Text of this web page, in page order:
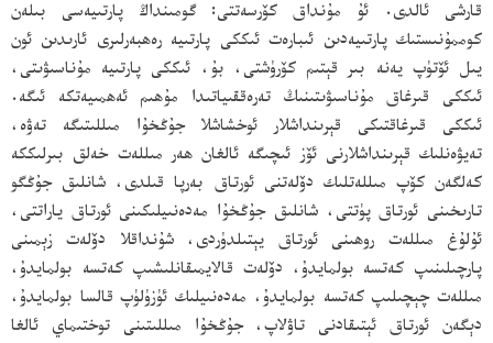
قارشى ئالدى. ئۇ مۇنداق كۆرسەتتى: گومىنداڭ پارتىيەسى بىلەن
كوممۇنىستىك پارتىيەدىن ئىبارەت ئىككى پارتىيە رەھبەرلىرى ئارىدىن ئون
يىل ئۆتۈپ يەنە بىر قېتىم كۆرۈشتى، بۇ، ئىككى پارتىيە مۇناسىۋىتى،
ئىككى قىرغاق مۇناسىۋىتىنىڭ تەرەققىياتىدا مۇھىم ئەھمىيەتكە ئىگە.
ئىككى قىرغاقتىكى قېرىنداشلار ئوخشاشلا جۇڭخۇا مىللىتىگە تەۋە،
تەيۋەنلىك قېرىنداشلارنى ئۆز ئىچىگە ئالغان ھەر مىللەت خەلق بىرلىككە
كەلگەن كۆپ مىللەتلىك دۆلەتنى ئورتاق بەرپا قىلدى، شانلىق جۇڭگو
تارىخىنى ئورتاق پۈتتى، شانلىق جۇڭخۇا مەدەنىيلىكىنى ئورتاق ياراتتى،
ئۇلۇغ مىللەت روھىنى ئورتاق يېتىلدۈردى، شۇنداقلا دۆلەت زېمىنى
پارچىلىنىپ كەتسە بولمايدۇ، دۆلەت قالايمىقانلىشىپ كەتسە بولمايدۇ،
مىللەت چېچىلىپ كەتسە بولمايدۇ، مەدەنىيلىك ئۈزۈلۈپ قالسا بولمايدۇ،
دېگەن ئورتاق ئېتىقادنى تاۋلاپ، جۇڭخۇا مىللىتىنى توختىماي ئالغا